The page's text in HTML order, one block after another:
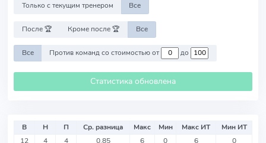
Только с текущим тренером Все
После 🏆 Кроме после 🏆 Все
Все Против команд со стоимостью от до
Статистика обновлена
В Н П Ср. разница Макс Мин Макс ИТ
Мин ИТ
12
4 4 0.85 6 0 6 0